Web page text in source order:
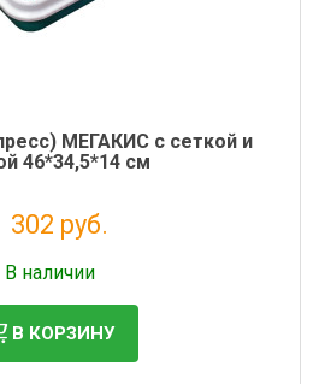
МЕГАКИС с сеткой и
46*34,5*14 см
302 руб.
В наличии
В КОРЗИНУ